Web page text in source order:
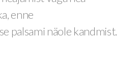
enne
palsami näole kandmist.